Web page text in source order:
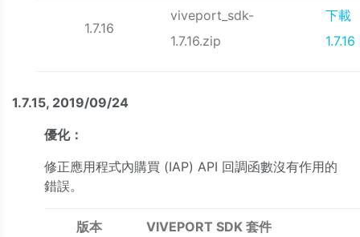
1.7.16
viveport_sdk-
1.7.16.zip
下載
1.7.16
1.7.15, 2019/09/24
優化：
修正應用程式內購買 (IAP) API 回調函數沒有作用的
錯誤。
版本 VIVEPORT SDK 套件